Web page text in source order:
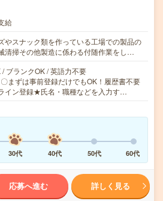
給
やスナック類を作っている工場での製品の
清掃その他製造に係わる付随作業をし…
ブランクOK / 英語力不要
まずは事前登録だけでもOK！履歴書不要
イン登録★氏名・職種などを入力す…
30代 40代 50代 60代
応募へ進む 詳しく見る